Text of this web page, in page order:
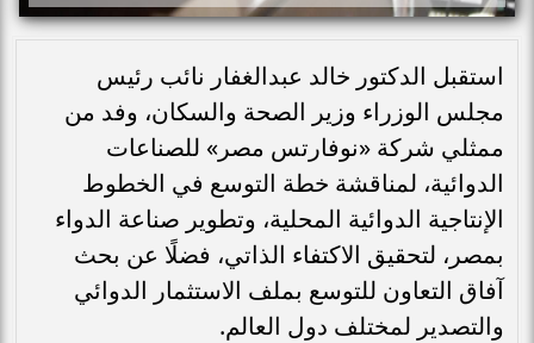
استقبل الدكتور خالد عبدالغفار نائب رئيس
مجلس الوزراء وزير الصحة والسكان، وفد من
ممثلي شركة «نوفارتس مصر» للصناعات
الدوائية، لمناقشة خطة التوسع في الخطوط
الإنتاجية الدوائية المحلية، وتطوير صناعة الدواء
بمصر، لتحقيق الاكتفاء الذاتي، فضلًا عن بحث
آفاق التعاون للتوسع بملف الاستثمار الدوائي
والتصدير لمختلف دول العالم.